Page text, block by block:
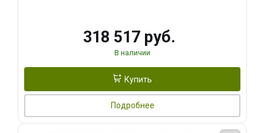
318 517 руб.
В наличии
Купить
Подробнее